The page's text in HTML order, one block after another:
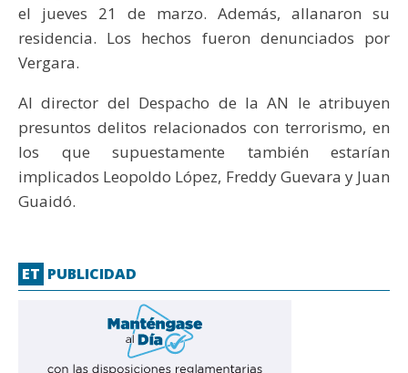
el jueves 21 de marzo. Además, allanaron su
residencia. Los hechos fueron denunciados por
Vergara.
Al director del Despacho de la AN le atribuyen
presuntos delitos relacionados con terrorismo, en
los que supuestamente también estarían
implicados Leopoldo López, Freddy Guevara y Juan
Guaidó.
ET PUBLICIDAD